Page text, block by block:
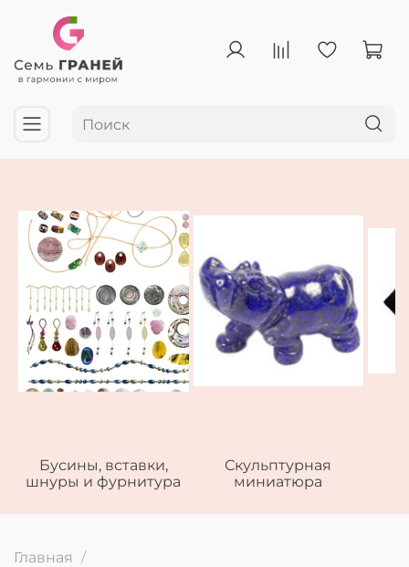
Бусины, вставки,
шнуры и фурнитура
Скульптурная
миниатюра
Главная